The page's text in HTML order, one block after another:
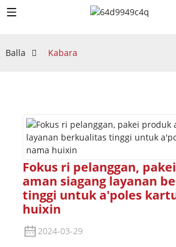
Balla Kabara
Fokus ri pelanggan,
aman siagang layanan
tinggi untuk a'poles
huixin
2024-03-29